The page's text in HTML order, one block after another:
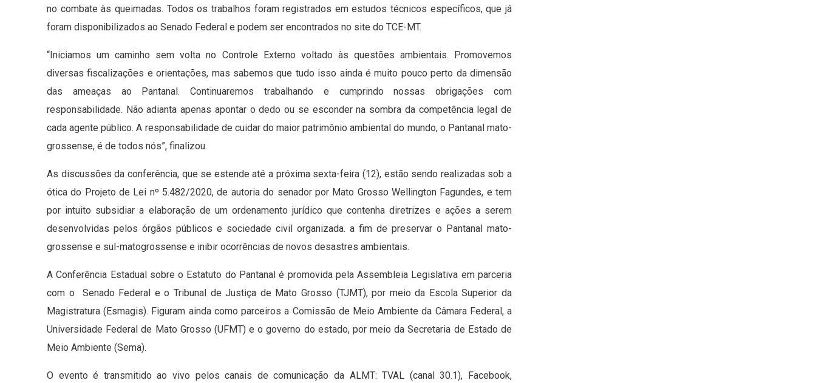
no combate às queimadas. Todos os trabalhos foram registrados em estudos técnicos específicos, que já
foram disponibilizados ao Senado Federal e podem ser encontrados no site do TCE-MT.
“Iniciamos um caminho sem volta no Controle Externo voltado às questões ambientais. Promovemos
diversas fiscalizações e orientações, mas sabemos que tudo isso ainda é muito pouco perto da dimensão
das ameaças ao Pantanal. Continuaremos trabalhando e cumprindo nossas obrigações com
responsabilidade. Não adianta apenas apontar o dedo ou se esconder na sombra da competência legal de
cada agente público. A responsabilidade de cuidar do maior patrimônio ambiental do mundo, o Pantanal mato-
grossense, é de todos nós”, finalizou.
As discussões da conferência, que se estende até a próxima sexta-feira (12), estão sendo realizadas sob a
ótica do Projeto de Lei nº 5.482/2020, de autoria do senador por Mato Grosso Wellington Fagundes, e tem
por intuito subsidiar a elaboração de um ordenamento jurídico que contenha diretrizes e ações a serem
desenvolvidas pelos órgãos públicos e sociedade civil organizada. a fim de preservar o Pantanal mato-
grossense e sul-matogrossense e inibir ocorrências de novos desastres ambientais.
A Conferência Estadual sobre o Estatuto do Pantanal é promovida pela Assembleia Legislativa em parceria
com o Senado Federal e o Tribunal de Justiça de Mato Grosso (TJMT), por meio da Escola Superior da
Magistratura (Esmagis). Figuram ainda como parceiros a Comissão de Meio Ambiente da Câmara Federal, a
Universidade Federal de Mato Grosso (UFMT) e o governo do estado, por meio da Secretaria de Estado de
Meio Ambiente (Sema).
O evento é transmitido ao vivo pelos canais de comunicação da ALMT: TVAL (canal 30.1), Facebook,